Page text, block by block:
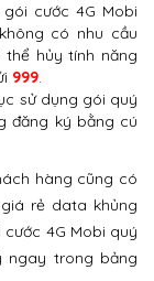
cước 4G Mobi
có nhu cầu
hủy tính năng
999.
sử dụng gói quý
đăng ký bằng cú
hàng cũng có
rẻ data khủng
4G Mobi quý
ngay trong bảng